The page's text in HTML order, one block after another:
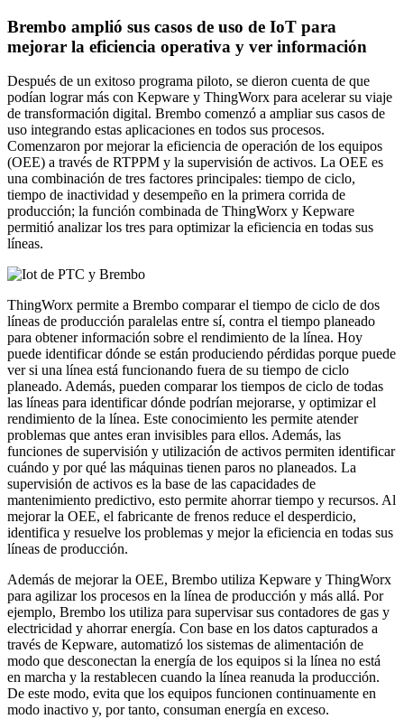
Brembo amplió sus casos de uso de IoT para
mejorar la eficiencia operativa y ver información
Después de un exitoso programa piloto, se dieron cuenta de que
podían lograr más con Kepware y ThingWorx para acelerar su viaje
de transformación digital. Brembo comenzó a ampliar sus casos de
uso integrando estas aplicaciones en todos sus procesos.
Comenzaron por mejorar la eficiencia de operación de los equipos
(OEE) a través de RTPPM y la supervisión de activos. La OEE es
una combinación de tres factores principales: tiempo de ciclo,
tiempo de inactividad y desempeño en la primera corrida de
producción; la función combinada de ThingWorx y Kepware
permitió analizar los tres para optimizar la eficiencia en todas sus
líneas.
ThingWorx permite a Brembo comparar el tiempo de ciclo de dos
líneas de producción paralelas entre sí, contra el tiempo planeado
para obtener información sobre el rendimiento de la línea. Hoy
puede identificar dónde se están produciendo pérdidas porque puede
ver si una línea está funcionando fuera de su tiempo de ciclo
planeado. Además, pueden comparar los tiempos de ciclo de todas
las líneas para identificar dónde podrían mejorarse, y optimizar el
rendimiento de la línea. Este conocimiento les permite atender
problemas que antes eran invisibles para ellos. Además, las
funciones de supervisión y utilización de activos permiten identificar
cuándo y por qué las máquinas tienen paros no planeados. La
supervisión de activos es la base de las capacidades de
mantenimiento predictivo, esto permite ahorrar tiempo y recursos. Al
mejorar la OEE, el fabricante de frenos reduce el desperdicio,
identifica y resuelve los problemas y mejor la eficiencia en todas sus
líneas de producción.
Además de mejorar la OEE, Brembo utiliza Kepware y ThingWorx
para agilizar los procesos en la línea de producción y más allá. Por
ejemplo, Brembo los utiliza para supervisar sus contadores de gas y
electricidad y ahorrar energía. Con base en los datos capturados a
través de Kepware, automatizó los sistemas de alimentación de
modo que desconectan la energía de los equipos si la línea no está
en marcha y la restablecen cuando la línea reanuda la producción.
De este modo, evita que los equipos funcionen continuamente en
modo inactivo y, por tanto, consuman energía en exceso.